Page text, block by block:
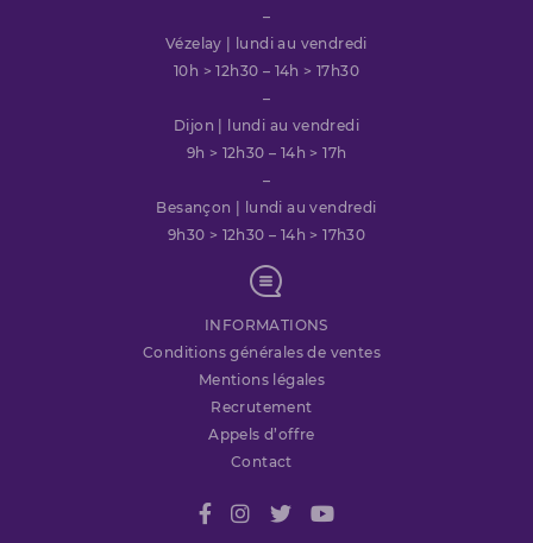
–
Vézelay | lundi au vendredi
10h > 12h30 – 14h > 17h30
–
Dijon | lundi au vendredi
9h > 12h30 – 14h > 17h
–
Besançon | lundi au vendredi
9h30 > 12h30 – 14h > 17h30
INFORMATIONS
Conditions générales de ventes
Mentions légales
Recrutement
Appels d’offre
Contact